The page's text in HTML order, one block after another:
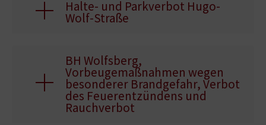
Halte- und Parkverbot Hugo-
Wolf-Straße
BH Wolfsberg,
Vorbeugemaßnahmen wegen
besonderer Brandgefahr, Verbot
des Feuerentzündens und
Rauchverbot